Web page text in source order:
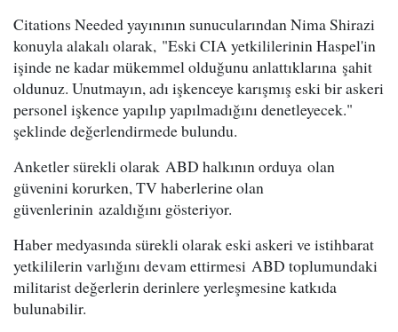
Citations Needed yayınının sunucularından Nima Shirazi
konuyla alakalı olarak, "Eski CIA yetkililerinin Haspel'in
işinde ne kadar mükemmel olduğunu anlattıklarına şahit
oldunuz. Unutmayın, adı işkenceye karışmış eski bir askeri
personel işkence yapılıp yapılmadığını denetleyecek."
şeklinde değerlendirmede bulundu.
Anketler sürekli olarak ABD halkının orduya olan
güvenini korurken, TV haberlerine olan
güvenlerinin azaldığını gösteriyor.
Haber medyasında sürekli olarak eski askeri ve istihbarat
yetkililerin varlığını devam ettirmesi ABD toplumundaki
militarist değerlerin derinlere yerleşmesine katkıda
bulunabilir.